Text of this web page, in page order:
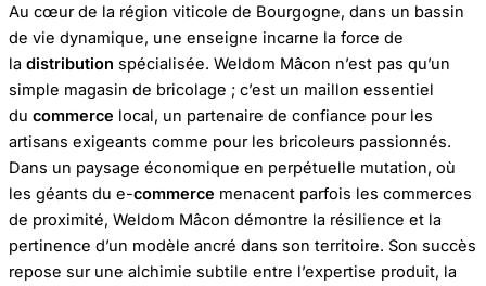
Au cœur de la région viticole de Bourgogne, dans un bassin
de vie dynamique, une enseigne incarne la force de
la distribution spécialisée. Weldom Mâcon n’est pas qu’un
simple magasin de bricolage ; c’est un maillon essentiel
du commerce local, un partenaire de confiance pour les
artisans exigeants comme pour les bricoleurs passionnés.
Dans un paysage économique en perpétuelle mutation, où
les géants du e-commerce menacent parfois les commerces
de proximité, Weldom Mâcon démontre la résilience et la
pertinence d’un modèle ancré dans son territoire. Son succès
repose sur une alchimie subtile entre l’expertise produit, la